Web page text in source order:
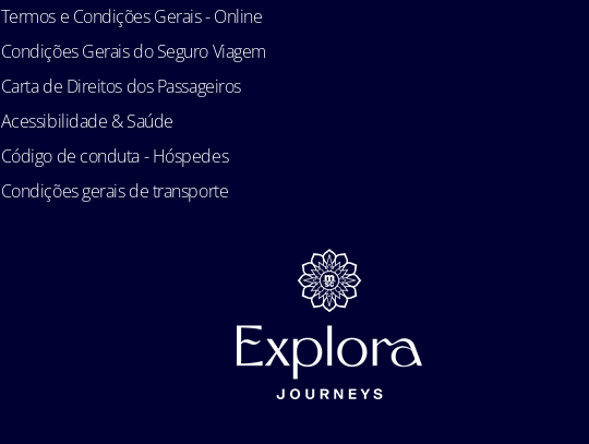
Termos e Condições Gerais - Online
Condições Gerais do Seguro Viagem
Carta de Direitos dos Passageiros
Acessibilidade & Saúde
Código de conduta - Hóspedes
Condições gerais de transporte